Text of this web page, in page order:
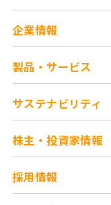
企業情報
製品・サービス
サステナビリティ
株主・投資家情報
採用情報